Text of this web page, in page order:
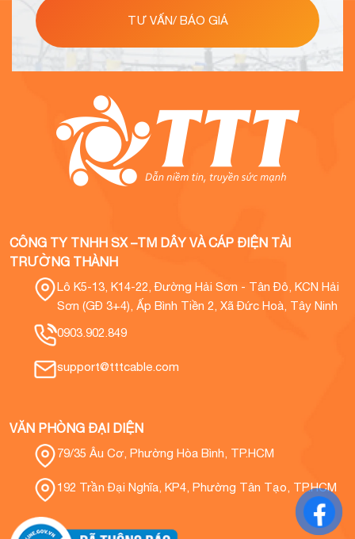
TƯ VẤN/ BÁO GIÁ
CÔNG TY TNHH SX –TM DÂY VÀ CÁP ĐIỆN TÀI
TRƯỜNG THÀNH
Lô K5-13, K14-22, Đường Hải Sơn - Tân Đô, KCN Hải
Sơn (GĐ 3+4), Ấp Bình Tiền 2, Xã Đức Hoà, Tây Ninh
0903.902.849
support@tttcable.com
VĂN PHÒNG ĐẠI DIỆN
79/35 Âu Cơ, Phường Hòa Bình, TP.HCM
192 Trần Đại Nghĩa, KP4, Phường Tân Tạo, TP.HCM